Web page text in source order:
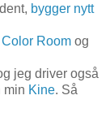
bygger nytt
Room og
jeg driver også
min Kine. Så